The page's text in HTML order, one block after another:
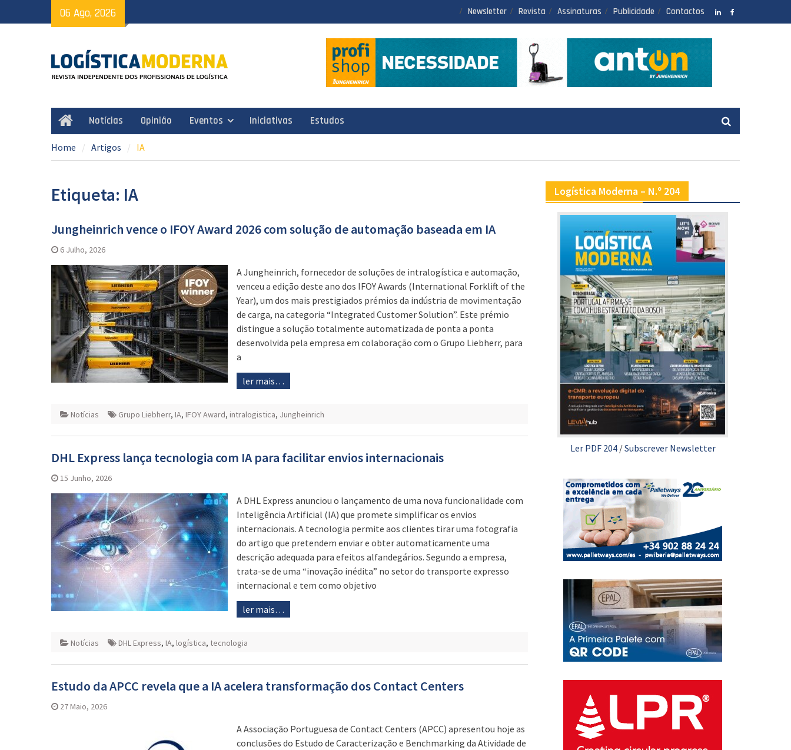
to
06 Ago, 2026 Newsletter Revista Assinaturas Publicidade Contactos
HomeNotícias Opinião Eventos Iniciativas Estudos
Home Artigos IA
Etiqueta: IA
Jungheinrich vence o IFOY Award 2026 com solução de automação baseada em IA
6 Julho, 2026
A Jungheinrich, fornecedor de soluções de intralogística e automação,
venceu a edição deste ano dos IFOY Awards (International Forklift of the
Year), um dos mais prestigiados prémios da indústria de movimentação
de carga, na categoria “Integrated Customer Solution”. Este prémio
distingue a solução totalmente automatizada de ponta a ponta
desenvolvida pela empresa em colaboração com o Grupo Liebherr, para
a
ler mais…
Notícias Grupo Liebherr, IA, IFOY Award, intralogistica, Jungheinrich
DHL Express lança tecnologia com IA para facilitar envios internacionais
15 Junho, 2026
A DHL Express anunciou o lançamento de uma nova funcionalidade com
Inteligência Artificial (IA) que promete simplificar os envios
internacionais. A tecnologia permite aos clientes tirar uma fotografia
do artigo que pretendem enviar e obter automaticamente uma
descrição adequada para efeitos alfandegários. Segundo a empresa,
trata-se de uma “inovação inédita” no setor do transporte expresso
internacional e tem como objetivo
ler mais…
Notícias DHL Express, IA, logística, tecnologia
Estudo da APCC revela que a IA acelera transformação dos Contact Centers
27 Maio, 2026
A Associação Portuguesa de Contact Centers (APCC) apresentou hoje as
conclusões do Estudo de Caracterização e Benchmarking da Atividade de
Logística Moderna – N.º 204
Ler PDF 204/Subscrever Newsletter